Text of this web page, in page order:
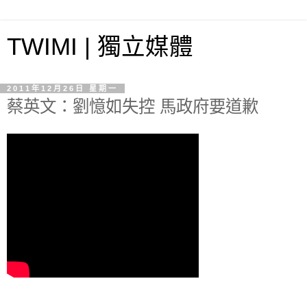
TWIMI | 獨立媒體
2011年12月26日 星期一
蔡英文：劉憶如失控 馬政府要道歉